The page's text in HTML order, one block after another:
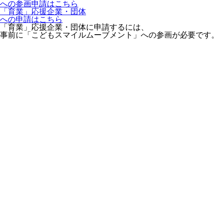
への参画申請はこちら
「育業」応援企業・団体
への申請はこちら
「育業」応援企業・団体に申請するには、
事前に「こどもスマイルムーブメント」への参画が必要です。